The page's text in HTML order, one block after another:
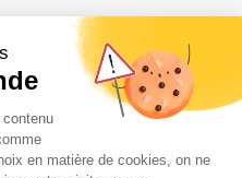
puerto de
pontón B, 40130
5 estrellas de las
meteorológicas del
: 05 58 48 22 00.